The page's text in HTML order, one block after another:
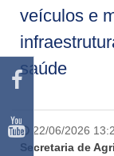
veículos e
saúde
22/06/2026
Secretaria de